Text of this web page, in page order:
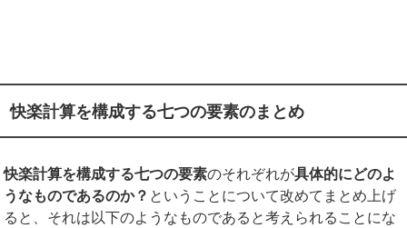
快楽計算を構成する七つの要素のまとめ
快楽計算を構成する七つの要素のそれぞれが具体的にどのよ
うなものであるのか？ ということについて改めてまとめ上げ
ると、それは以下のようなものであると考えられることにな